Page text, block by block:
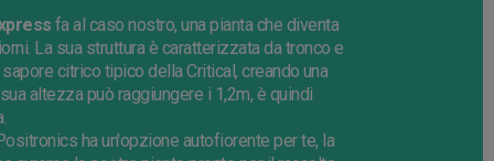
fa al caso nostro, una pianta che diventa
La sua struttura è caratterizzata da tronco e
citrico tipico della Critical, creando una
altezza può raggiungere i 1,2m, è quindi
ha un'opzione autofiorente per te, la